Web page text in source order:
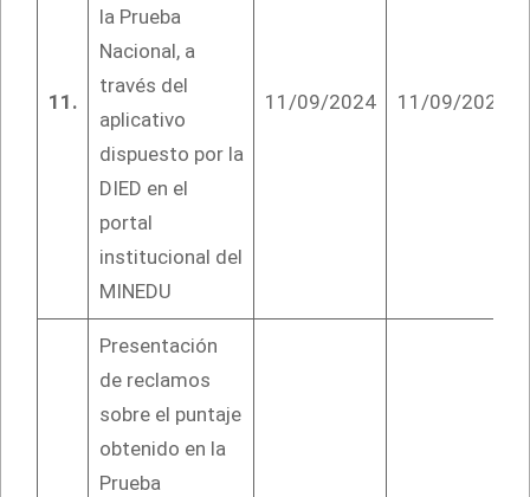
11.
la Prueba
Nacional, a
través del
aplicativo
dispuesto por la
DIED en el
portal
institucional del
MINEDU
11/09/2024 11/09/2024
Presentación
de reclamos
sobre el puntaje
obtenido en la
Prueba